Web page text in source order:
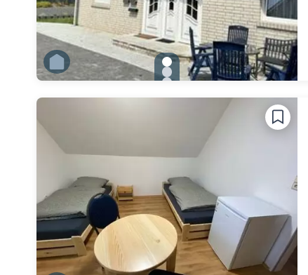
gallery.slide_selector
Zu Slide 1 wechseln
Zu Slide 2 wechseln
Zu Slide 5 wechseln
Zu Slide 6 wechseln